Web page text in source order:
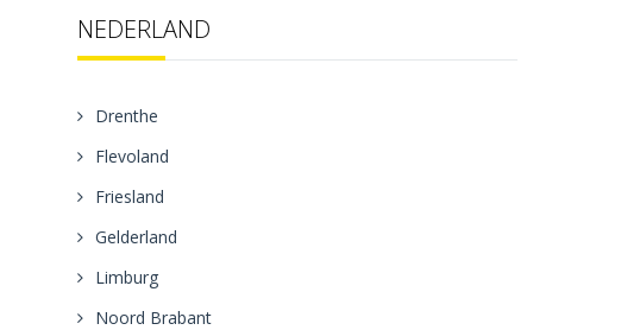
NEDERLAND
Drenthe
Flevoland
Friesland
Gelderland
Limburg
Noord Brabant